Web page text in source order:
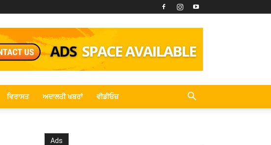
ਵਿਰਾਸਤ ਅਦਾਲਤੀ ਖਬਰਾਂ ਵੀਡੀਓਜ਼
Ads